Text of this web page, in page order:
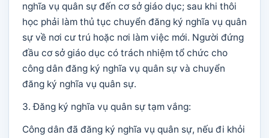
nghĩa vụ quân sự đến cơ sở giáo dục; sau khi thôi
học phải làm thủ tục chuyển đăng ký nghĩa vụ quân
sự về nơi cư trú hoặc nơi làm việc mới. Người đứng
đầu cơ sở giáo dục có trách nhiệm tổ chức cho
công dân đăng ký nghĩa vụ quân sự và chuyển
đăng ký nghĩa vụ quân sự.
3. Đăng ký nghĩa vụ quân sự tạm vắng:
Công dân đã đăng ký nghĩa vụ quân sự, nếu đi khỏi